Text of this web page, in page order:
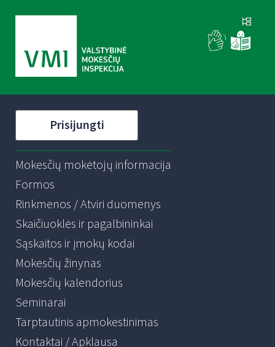
Prisijungti
Mokesčių mokėtojų informacija
Formos
Rinkmenos / Atviri duomenys
Skaičiuoklės ir pagalbininkai
Sąskaitos ir įmokų kodai
Mokesčių žinynas
Mokesčių kalendorius
Seminarai
Tarptautinis apmokestinimas
Kontaktai / Apklausa